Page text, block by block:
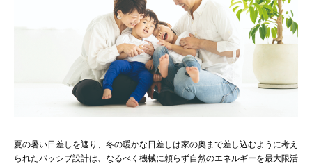
夏の暑い日差しを遮り、冬の暖かな日差しは家の奥まで差し込むように考え
られたパッシブ設計は、なるべく機械に頼らず自然のエネルギーを最大限活